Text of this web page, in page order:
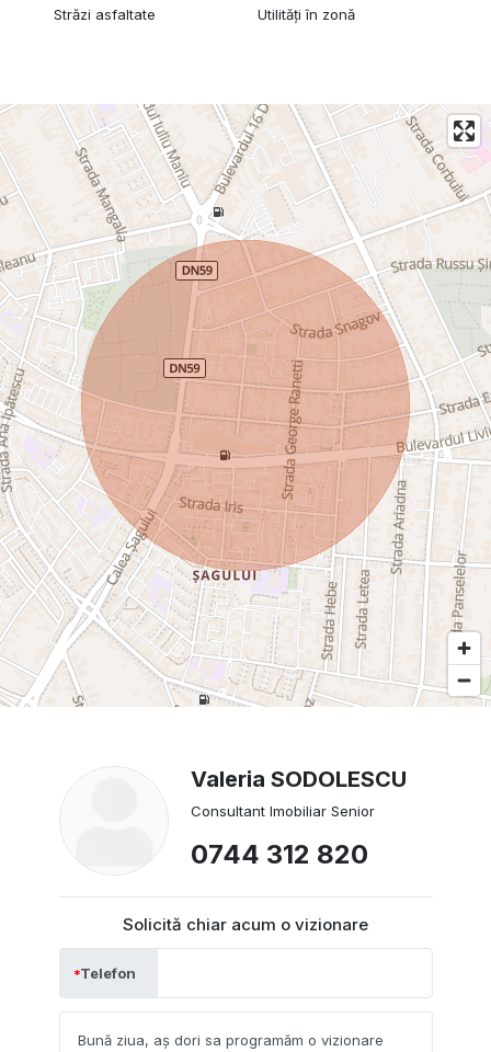
Străzi asfaltate Utilități în zonă
Valeria SODOLESCU
Consultant Imobiliar Senior
0744 312 820
Solicită chiar acum o vizionare
Telefon